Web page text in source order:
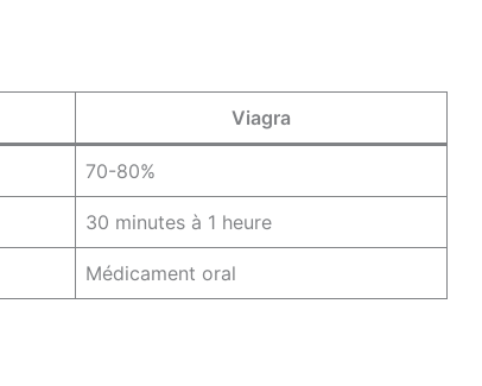
Viagra
70-80%
30 minutes à 1 heure
Médicament oral